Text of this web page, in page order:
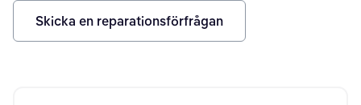
Skicka en reparationsförfrågan